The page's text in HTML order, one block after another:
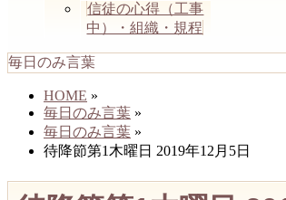
信徒の心得（工事
中）・組織・規程
毎日のみ言葉
HOME »
毎日のみ言葉 »
毎日のみ言葉 »
待降節第1木曜日 2019年12月5日